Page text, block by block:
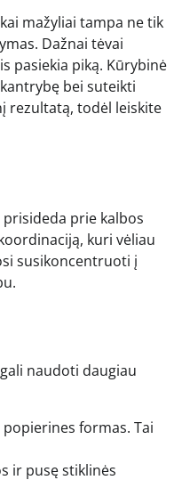
mažyliai tampa ne tik
Dažnai tėvai
pasiekia piką. Kūrybinė
bei suteikti
rezultatą, todėl leiskite
prie kalbos
kuri vėliau
susikoncentruoti į
naudoti daugiau
formas. Tai
ir pusę stiklinės